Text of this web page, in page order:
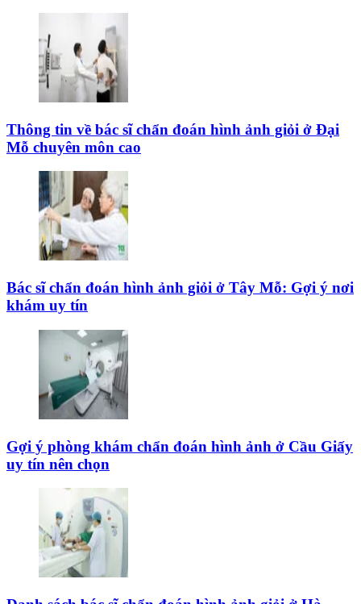
Thông tin về bác sĩ chẩn đoán hình ảnh giỏi ở Đại
Mỗ chuyên môn cao
Bác sĩ chẩn đoán hình ảnh giỏi ở Tây Mỗ: Gợi ý nơi
khám uy tín
Gợi ý phòng khám chẩn đoán hình ảnh ở Cầu Giấy
uy tín nên chọn